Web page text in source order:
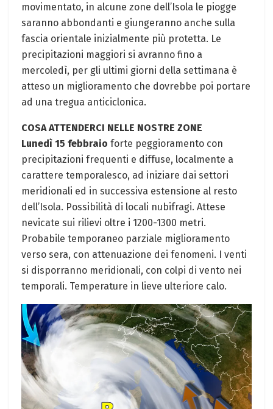
movimentato, in alcune zone dell’Isola le piogge
saranno abbondanti e giungeranno anche sulla
fascia orientale inizialmente più protetta. Le
precipitazioni maggiori si avranno fino a
mercoledì, per gli ultimi giorni della settimana è
atteso un miglioramento che dovrebbe poi portare
ad una tregua anticiclonica.
COSA ATTENDERCI NELLE NOSTRE ZONE
Lunedì 15 febbraio forte peggioramento con
precipitazioni frequenti e diffuse, localmente a
carattere temporalesco, ad iniziare dai settori
meridionali ed in successiva estensione al resto
dell’Isola. Possibilità di locali nubifragi. Attese
nevicate sui rilievi oltre i 1200-1300 metri.
Probabile temporaneo parziale miglioramento
verso sera, con attenuazione dei fenomeni. I venti
si disporranno meridionali, con colpi di vento nei
temporali. Temperature in lieve ulteriore calo.